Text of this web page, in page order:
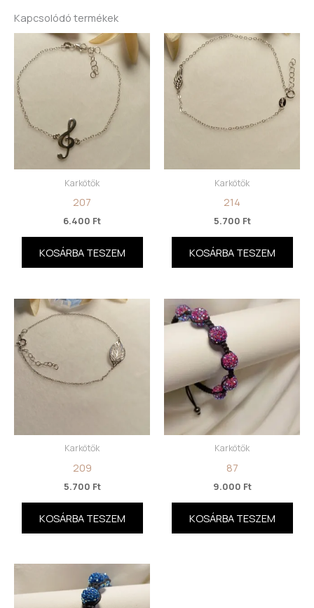
Kapcsolódó termékek
Karkötők
207
6.400 Ft
KOSÁRBA TESZEM
Karkötők
214
5.700 Ft
KOSÁRBA TESZEM
Karkötők
209
5.700 Ft
KOSÁRBA TESZEM
Karkötők
87
9.000 Ft
KOSÁRBA TESZEM